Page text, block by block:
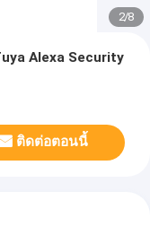
2/8
Alexa Security
ติดต่อตอนนี้